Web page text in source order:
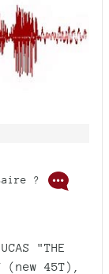
?
"THE
(new 45T),